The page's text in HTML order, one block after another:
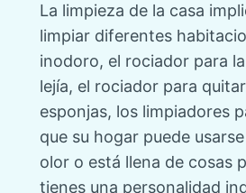
La limpieza de la casa
limpiar diferentes
inodoro, el rociador para
lejía, el rociador para
esponjas, los limpiadores
que su hogar puede
olor o está llena de cosas
tienes una personalidad